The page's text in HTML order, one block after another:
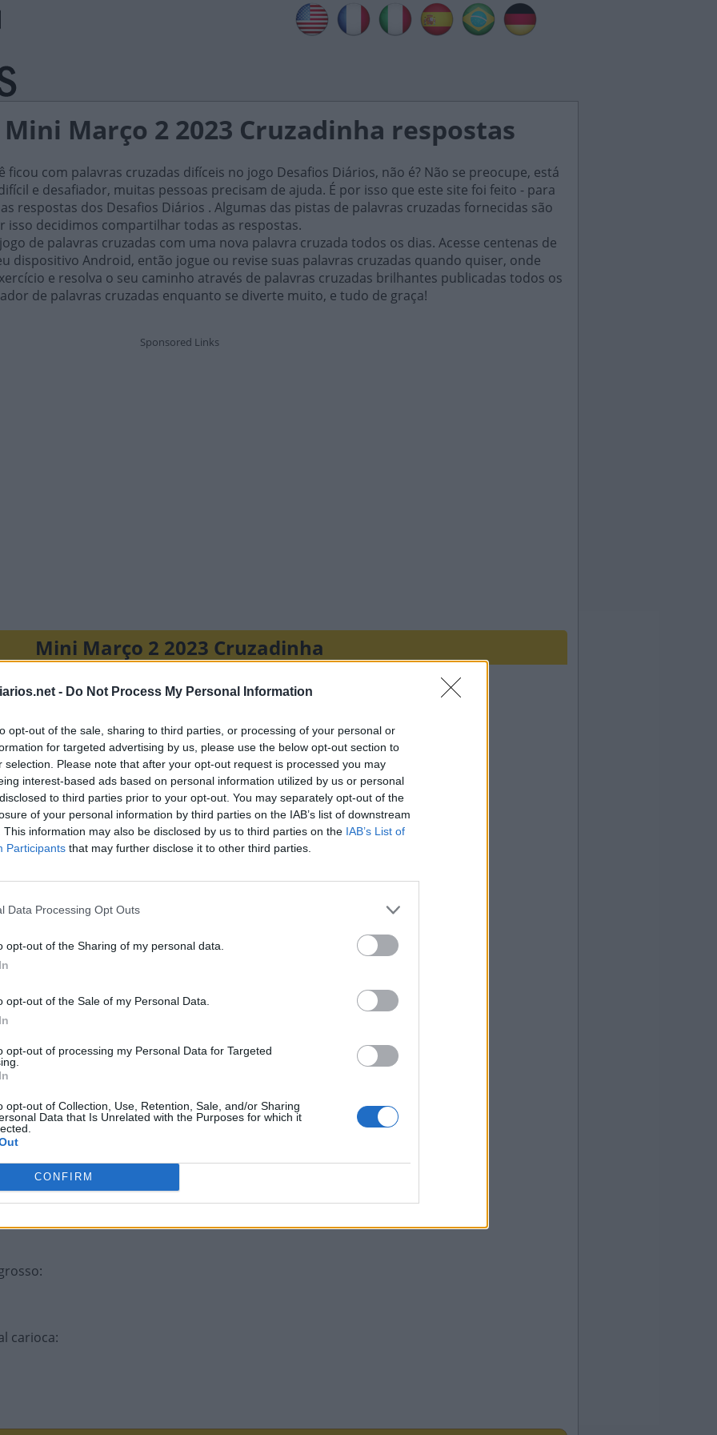
- Do Not Process My Personal Information
opt-out of the sale, sharing to third parties, or processing of your personal or
for targeted advertising by us, please use the below opt-out section to
selection. Please note that after your opt-out request is processed you may
interest-based ads based on personal information utilized by us or personal
to third parties prior to your opt-out. You may separately opt-out of the
of your personal information by third parties on the IAB’s list of downstream
This information may also be disclosed by us to third parties on the IAB’s List of
Participants that may further disclose it to other third parties.
Data Processing Opt Outs
opt-out of the Sharing of my personal data.
opt-out of the Sale of my Personal Data.
opt-out of processing my Personal Data for Targeted
opt-out of Collection, Use, Retention, Sale, and/or Sharing
Data that Is Unrelated with the Purposes for which it
CONFIRM
Março 2 2023 Cruzadinha respostas
ficou com palavras cruzadas difíceis no jogo Desafios Diários, não é? Não se preocupe, está
e desafiador, muitas pessoas precisam de ajuda. É por isso que este site foi feito - para
respostas dos Desafios Diários . Algumas das pistas de palavras cruzadas fornecidas são
isso decidimos compartilhar todas as respostas.
de palavras cruzadas com uma nova palavra cruzada todos os dias. Acesse centenas de
dispositivo Android, então jogue ou revise suas palavras cruzadas quando quiser, onde
e resolva o seu caminho através de palavras cruzadas brilhantes publicadas todos os
de palavras cruzadas enquanto se diverte muito, e tudo de graça!
Mini Março 2 2023 Cruzadinha
C A
P
L
A P
A
A
R A
L
R
A I O
seco
pescoço
:
:
carioca: